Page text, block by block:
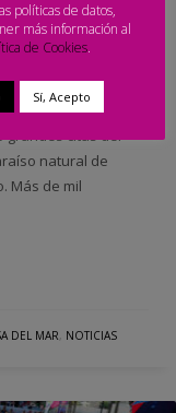
TOUR
el Arena
por
del 15 al 16
grandes citas del
natural de
Más de mil
DEL MAR, NOTICIAS
políticas de datos,
más información al
de Cookies.
Sí, Acepto